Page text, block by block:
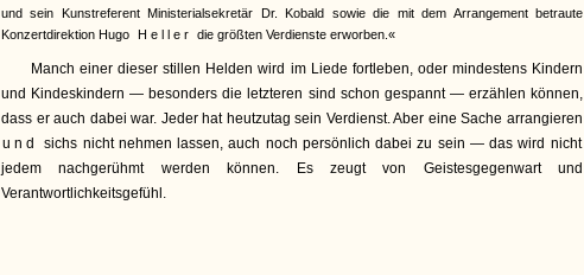
und sein Kunstreferent Ministerialsekretär Dr. Kobald sowie die mit dem Arrangement betraute
Konzertdirektion Hugo Heller die größten Verdienste erworben.«
Manch einer dieser stillen Helden wird im Liede fortleben, oder mindestens Kindern
und Kindeskindern — besonders die letzteren sind schon gespannt — erzählen können,
dass er auch dabei war. Jeder hat heutzutag sein Verdienst. Aber eine Sache arrangieren
und
sichs nicht nehmen lassen, auch noch persönlich dabei zu sein — das wird nicht
jedem nachgerühmt werden können. Es zeugt von Geistesgegenwart und
Verantwortlichkeitsgefühl.